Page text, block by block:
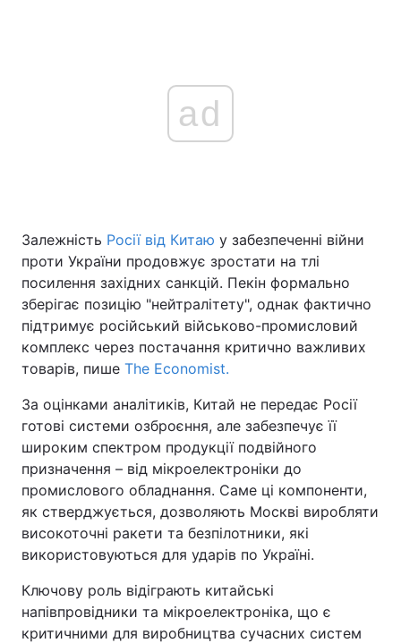
Економіка Світ
Спорт Наука
Техно і зв'язок Лайт
Зброя Інциденти
Здоров'я Туризм
Цікавинки Погода
Регіони
Лонгріди
Інтерв'ю Думки
ad
Залежність Росії від Китаю у забезпеченні війни
проти України продовжує зростати на тлі
посилення західних санкцій. Пекін формально
зберігає позицію "нейтралітету", однак фактично
підтримує російський військово-промисловий
комплекс через постачання критично важливих
товарів, пише The Economist.
За оцінками аналітиків, Китай не передає Росії
готові системи озброєння, але забезпечує її
широким спектром продукції подвійного
призначення – від мікроелектроніки до
промислового обладнання. Саме ці компоненти,
як стверджується, дозволяють Москві виробляти
високоточні ракети та безпілотники, які
використовуються для ударів по Україні.
Ключову роль відіграють китайські
напівпровідники та мікроелектроніка, що є
критичними для виробництва сучасних систем